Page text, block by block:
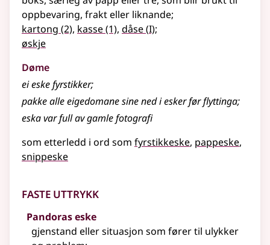
oppbevaring, frakt eller liknande;
kartong (2), kasse(1), dåse(1
I);
øskje
Døme
ei eske fyrstikker;
pakke alle eigedomane sine ned i esker før flyttinga;
eska var full av gamle fotografi
som etterledd i ord som fyrstikkeske pappeske
snippeske
Faste uttrykk
Pandoras eske
gjenstand eller situasjon som fører til ulykker